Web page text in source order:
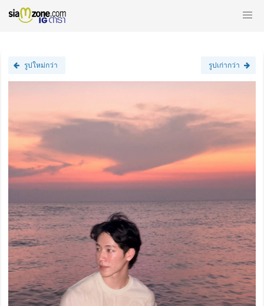
รูปใหม่กว่า รูปเก่ากว่า